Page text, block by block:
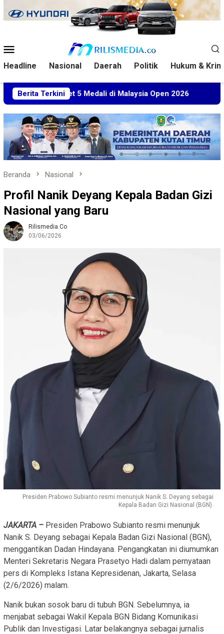
ke
Mobile
Headline Nasional Daerah Politik Hukum &
Berita Terkini
Sabet 5 Medali di Malaysia Open 2026 Kuasa Hukum
Beranda Nasional
Profil Nanik Deyang Kepala Badan Gizi
Nasional yang Baru
Rilismedia.co
03/06/2026
Presiden Prabowo Subianto resmi menunjuk Nanik S. Deyang sebagai
Kepala Badan Gizi Nasional (BGN).
JAKARTA – Presiden Prabowo Subianto resmi menunjuk
Nanik S. Deyang sebagai Kepala Badan Gizi Nasional (BGN),
menggantikan Dadan Hindayana. Pengangkatan ini diumumkan
Menteri Sekretaris Negara Prasetyo Hadi dalam pernyataan
pers di Kompleks Istana Kepresidenan, Jakarta, Selasa
(2/6/2026) malam.
Nanik bukan sosok baru di tubuh BGN. Sebelumnya, ia
menjabat sebagai Wakil Kepala BGN Bidang Komunikasi
Publik dan Investigasi. Latar belakangnya sebagai jurnalis